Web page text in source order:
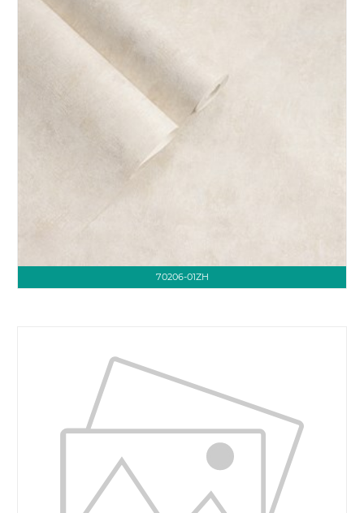
70206-01ZH